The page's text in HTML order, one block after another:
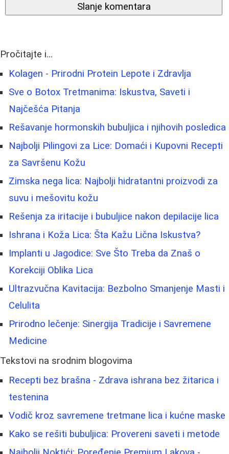
Slanje komentara
Pročitajte i...
Kolagen - Prirodni Protein Lepote i Zdravlja
Sve o Botox Tretmanima: Iskustva, Saveti i
Najčešća Pitanja
Rešavanje hormonskih bubuljica i njihovih posledica
Najbolji Pilingovi za Lice: Domaći i Kupovni Recepti
za Savršenu Kožu
Zimska nega lica: Najbolji hidratantni proizvodi za
suvu i mešovitu kožu
Rešenja za iritacije i bubuljice nakon depilacije lica
Ishrana i Koža Lica: Šta Kažu Lična Iskustva?
Implanti u Jagodice: Sve Što Treba da Znaš o
Korekciji Oblika Lica
Ultrazvučna Kavitacija: Bezbolno Smanjenje Masti i
Celulita
Prirodno lečenje: Sinergija Tradicije i Savremene
Medicine
Tekstovi na srodnim blogovima
Recepti bez brašna - Zdrava ishrana bez žitarica i
testenina
Vodič kroz savremene tretmane lica i kućne maske
Kako se rešiti bubuljica: Provereni saveti i metode